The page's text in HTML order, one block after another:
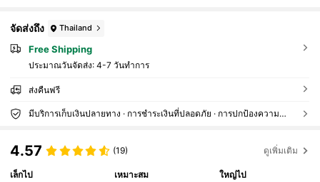
จัดส่งถึง Thailand
Free Shipping
ประมาณวันจัดส่ง: 4-7 วันทำการ
ส่งคืนฟรี
มีบริการเก็บเงินปลายทาง · การชำระเงินที่ปลอดภัย · การปกป้องความเป็นส่วนตัว
4.57 (19) ดูเพิ่มเติม
เล็กไป
เหมาะสม
ใหญ่ไป